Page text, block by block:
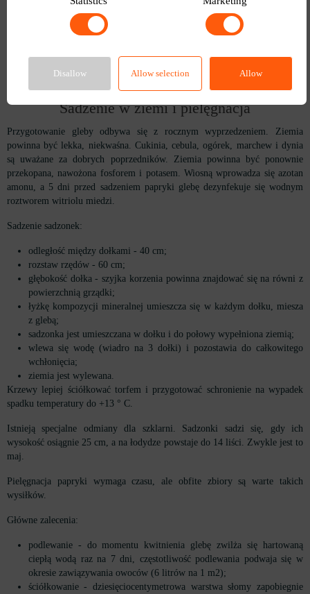
pojemnika z sadzonkami na zewnątrz. Ważne jest, aby rośliny nie
znajdowały się w przeciągu i w temperaturze poniżej +13 ° C.
warunkach czas sadzenia papryki to maj-czerwiec.
Sadzenie w ziemi i pielęgnacja
Przygotowanie gleby odbywa się z rocznym wyprzedzeniem. Ziemia
powinna być lekka, niekwaśna. Cukinia, cebula, ogórek, marchew i dynia
są uważane za dobrych poprzedników. Ziemia powinna być ponownie
przekopana, nawożona fosforem i potasem. Wiosną wprowadza się azotan
amonu, a 5 dni przed sadzeniem papryki glebę dezynfekuje się wodnym
roztworem witriolu miedzi.
Sadzenie sadzonek:
odległość między dołkami - 40 cm;
rozstaw rzędów - 60 cm;
głębokość dołka - szyjka korzenia powinna znajdować się na równi z
powierzchnią grządki;
łyżkę kompozycji mineralnej umieszcza się w każdym dołku, miesza
z glebą;
sadzonka jest umieszczana w dołku i do połowy wypełniona ziemią;
wlewa się wodę (wiadro na 3 dołki) i pozostawia do całkowitego
wchłonięcia;
ziemia jest wylewana.
Krzewy lepiej ściółkować torfem i przygotować schronienie na wypadek
spadku temperatury do +13 ° C.
Istnieją specjalne odmiany dla szklarni. Sadzonki sadzi się, gdy ich
wysokość osiągnie 25 cm, a na łodydze powstaje do 14 liści. Zwykle jest to
maj.
Pielęgnacja papryki wymaga czasu, ale obfite zbiory są warte takich
wysiłków.
Główne zalecenia:
podlewanie - do momentu kwitnienia glebę zwilża się hartowaną
ciepłą wodą raz na 7 dni, częstotliwość podlewania podwaja się w
okresie zawiązywania owoców (6 litrów na 1 m2);
ściółkowanie - dziesięciocentymetrowa warstwa słomy zapobiegnie
Disallow Allow selection Allow